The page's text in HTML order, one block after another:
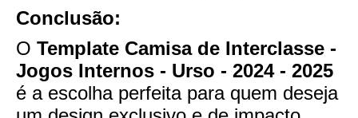
Conclusão:
O Template Camisa de Interclasse -
Jogos Internos - Urso - 2024 - 2025
é a escolha perfeita para quem deseja